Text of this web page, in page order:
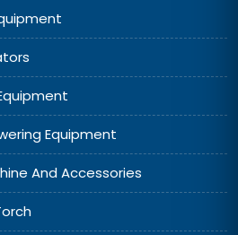
Equipment
And Accessories